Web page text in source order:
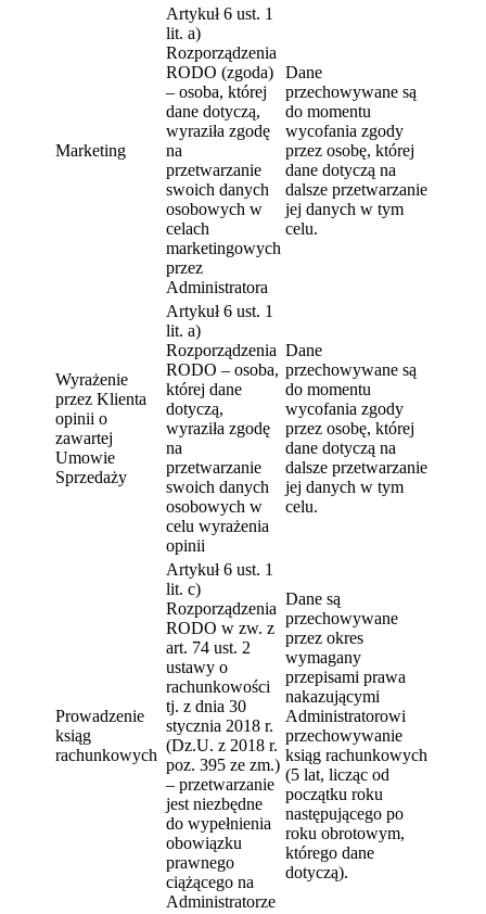
Marketing
Artykuł 6 ust. 1
lit. a)
Rozporządzenia
RODO (zgoda)
– osoba, której
dane dotyczą,
wyraziła zgodę
na
przetwarzanie
swoich danych
osobowych w
celach
marketingowych
przez
Administratora
Dane
przechowywane są
do momentu
wycofania zgody
przez osobę, której
dane dotyczą na
dalsze przetwarzanie
jej danych w tym
celu.
Wyrażenie
przez Klienta
opinii o
zawartej
Umowie
Sprzedaży
Artykuł 6 ust. 1
lit. a)
Rozporządzenia
RODO – osoba,
której dane
dotyczą,
wyraziła zgodę
na
przetwarzanie
swoich danych
osobowych w
celu wyrażenia
opinii
Dane
przechowywane są
do momentu
wycofania zgody
przez osobę, której
dane dotyczą na
dalsze przetwarzanie
jej danych w tym
celu.
Prowadzenie
ksiąg
rachunkowych
Artykuł 6 ust. 1
lit. c)
Rozporządzenia
RODO w zw. z
art. 74 ust. 2
ustawy o
rachunkowości
tj. z dnia 30
stycznia 2018 r.
(Dz.U. z 2018 r.
poz. 395 ze zm.)
– przetwarzanie
jest niezbędne
do wypełnienia
obowiązku
prawnego
ciążącego na
Administratorze
Dane są
przechowywane
przez okres
wymagany
przepisami prawa
nakazującymi
Administratorowi
przechowywanie
ksiąg rachunkowych
(5 lat, licząc od
początku roku
następującego po
roku obrotowym,
którego dane
dotyczą).